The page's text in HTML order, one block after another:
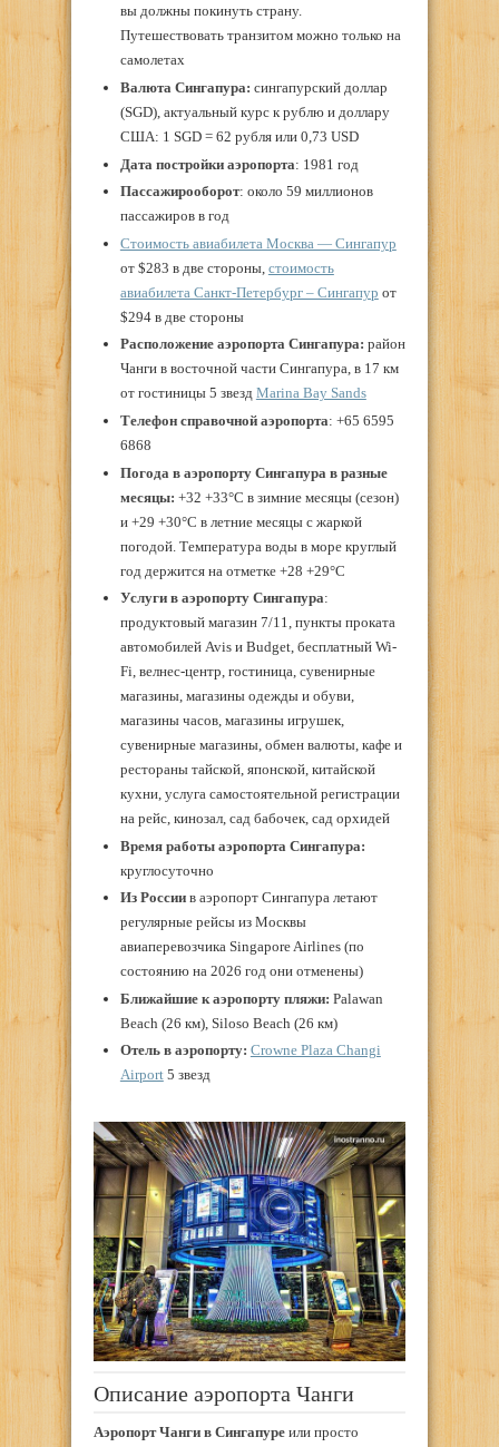
вы должны покинуть страну.
Путешествовать транзитом можно только на
самолетах
Валюта Сингапура: сингапурский доллар
(SGD), актуальный курс к рублю и доллару
США: 1 SGD = 62 рубля или 0,73 USD
Дата постройки аэропорта: 1981 год
Пассажирооборот: около 59 миллионов
пассажиров в год
Стоимость авиабилета Москва — Сингапур
от $283 в две стороны, стоимость
авиабилета Санкт-Петербург – Сингапур от
$294 в две стороны
Расположение аэропорта Сингапура: район
Чанги в восточной части Сингапура, в 17 км
от гостиницы 5 звезд Marina Bay Sands
Телефон справочной аэропорта: +65 6595
6868
Погода в аэропорту Сингапура в разные
месяцы: +32 +33°С в зимние месяцы (сезон)
и +29 +30°С в летние месяцы с жаркой
погодой. Температура воды в море круглый
год держится на отметке +28 +29°С
Услуги в аэропорту Сингапура:
продуктовый магазин 7/11, пункты проката
автомобилей Avis и Budget, бесплатный Wi-
Fi, велнес-центр, гостиница, сувенирные
магазины, магазины одежды и обуви,
магазины часов, магазины игрушек,
сувенирные магазины, обмен валюты, кафе и
рестораны тайской, японской, китайской
кухни, услуга самостоятельной регистрации
на рейс, кинозал, сад бабочек, сад орхидей
Время работы аэропорта Сингапура:
круглосуточно
Из Россиив аэропорт Сингапура летают
регулярные рейсы из Москвы
авиаперевозчика Singapore Airlines (по
состоянию на 2026 год они отменены)
Ближайшие к аэропорту пляжи: Palawan
Beach (26 км), Siloso Beach (26 км)
Отель в аэропорту: Crowne Plaza Changi
Airport5 звезд
Описание аэропорта Чанги
Аэропорт Чанги в Сингапуре или просто